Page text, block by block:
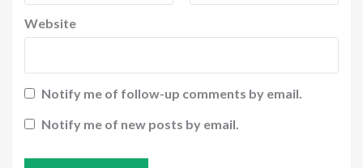
Website
Notify me of follow-up comments by email.
Notify me of new posts by email.